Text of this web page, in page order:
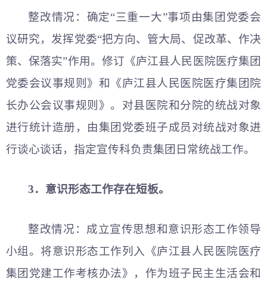
整改情况：确定“三重一大”事项由集团党委会
议研究，发挥党委“把方向、管大局、促改革、作决
策、保落实”作用。修订《庐江县人民医院医疗集团
党委会议事规则》和《庐江县人民医院医疗集团院
长办公会议事规则》。对县医院和分院的统战对象
进行统计造册，由集团党委班子成员对统战对象进
行谈心谈话，指定宣传科负责集团日常统战工作。
3．意识形态工作存在短板。
整改情况：成立宣传思想和意识形态工作领导
小组。将意识形态工作列入《庐江县人民医院医疗
集团党建工作考核办法》，作为班子民主生活会和